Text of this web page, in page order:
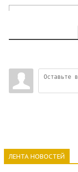
ЛЕНТА НОВОСТЕЙ